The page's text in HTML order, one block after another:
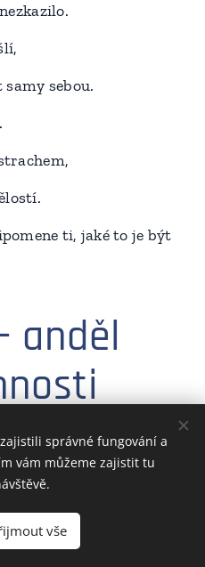
sebou.
ti, jaké to je být
anděl
plátna 59,4 × 42 cm
(A2)
rámování
správné fungování a
vám můžeme zajistit tu
vše